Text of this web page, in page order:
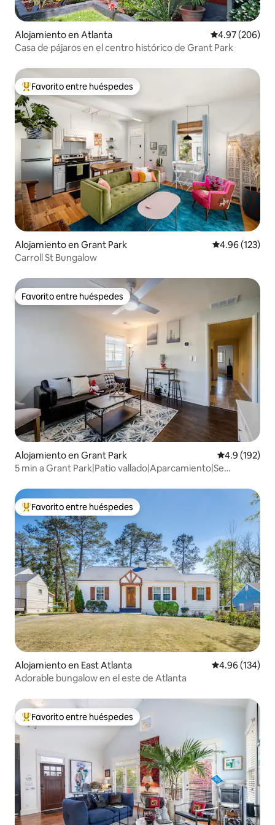
Alojamiento en Atlanta Calificación
4.97 (206)
Casa de pájaros en el centro histórico de Grant Park
Favorito entre huéspedes preferido
Favorito entre huéspedes
Alojamiento en Grant Park Calificación
4.96 (123)
Carroll St Bungalow
Favorito entre huéspedes
Favorito entre huéspedes
Alojamiento en Grant Park Calificación
4.9 (192)
5 min a Grant Park|Patio vallado|Aparcamiento|Se
Favorito entre huéspedes preferido
Favorito entre huéspedes
Alojamiento en East Atlanta Calificación
4.96 (134)
Adorable bungalow en el este de Atlanta
Favorito entre huéspedes preferido
Favorito entre huéspedes